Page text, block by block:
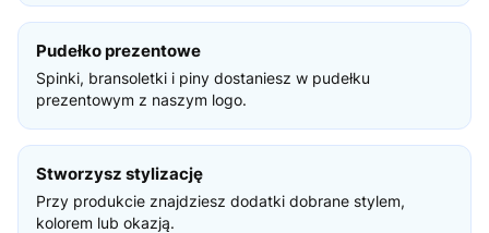
Pudełko prezentowe
Spinki, bransoletki i piny dostaniesz w pudełku
prezentowym z naszym logo.
Stworzysz stylizację
Przy produkcie znajdziesz dodatki dobrane stylem,
kolorem lub okazją.